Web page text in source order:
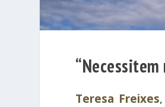
Teresa Freixes